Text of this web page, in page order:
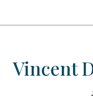
Vincent